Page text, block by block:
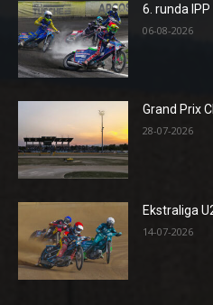
6. runda
06-08-2026
Grand Prix
28-07-2026
Ekstraliga
14-07-2026